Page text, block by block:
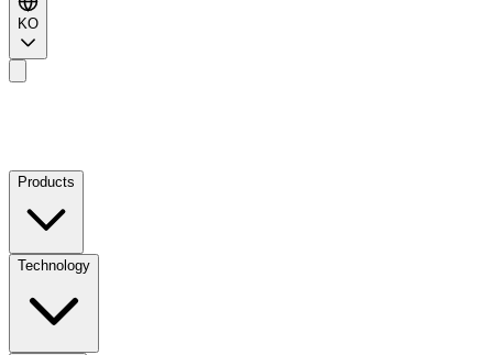
KO
Products
Technology